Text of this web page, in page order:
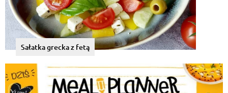
Sałatka grecka z fetą